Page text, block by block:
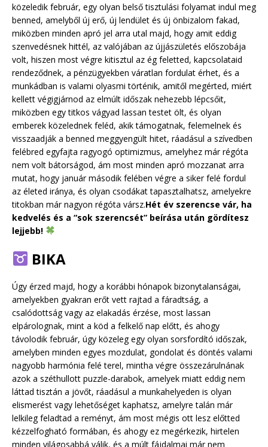
közeledik február, egy olyan belső tisztulási folyamat indul meg
benned, amelyből új erő, új lendület és új önbizalom fakad,
miközben minden apró jel arra utal majd, hogy amit eddig
szenvedésnek hittél, az valójában az újjászületés előszobája
volt, hiszen most végre kitisztul az ég feletted, kapcsolataid
rendeződnek, a pénzügyekben váratlan fordulat érhet, és a
munkádban is valami olyasmi történik, amitől megérted, miért
kellett végigjárnod az elmúlt időszak nehezebb lépcsőit,
miközben egy titkos vágyad lassan testet ölt, és olyan
emberek közelednek feléd, akik támogatnak, felemelnek és
visszaadják a benned meggyengült hitet, ráadásul a szívedben
felébred egyfajta ragyogó optimizmus, amelyhez már régóta
nem volt bátorságod, ám most minden apró mozzanat arra
mutat, hogy január második felében végre a siker felé fordul
az életed iránya, és olyan csodákat tapasztalhatsz, amelyekre
titokban már nagyon régóta vársz.Hét év szerencse vár, ha
kedvelés és a “sok szerencsét” beírása után gördítesz
lejjebb!
BIKA
Úgy érzed majd, hogy a korábbi hónapok bizonytalanságai,
amelyekben gyakran erőt vett rajtad a fáradtság, a
csalódottság vagy az elakadás érzése, most lassan
elpárolognak, mint a köd a felkelő nap előtt, és ahogy
távolodik február, úgy közeleg egy olyan sorsfordító időszak,
amelyben minden egyes mozdulat, gondolat és döntés valami
nagyobb harmónia felé terel, mintha végre összezárulnának
azok a széthullott puzzle-darabok, amelyek miatt eddig nem
láttad tisztán a jövőt, ráadásul a munkahelyeden is olyan
elismerést vagy lehetőséget kaphatsz, amelyre talán már
lelkileg feladtad a reményt, ám most mégis ott lesz előtted
kézzelfogható formában, és ahogy ez megérkezik, hirtelen
minden világosabbá válik, és a múlt fájdalmai már nem